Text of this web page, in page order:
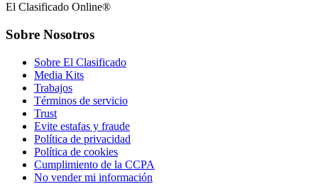
El Clasificado Online®
Sobre Nosotros
Sobre El Clasificado
Media Kits
Trabajos
Términos de servicio
Trust
Evite estafas y fraude
Política de privacidad
Política de cookies
Cumplimiento de la CCPA
No vender mi información